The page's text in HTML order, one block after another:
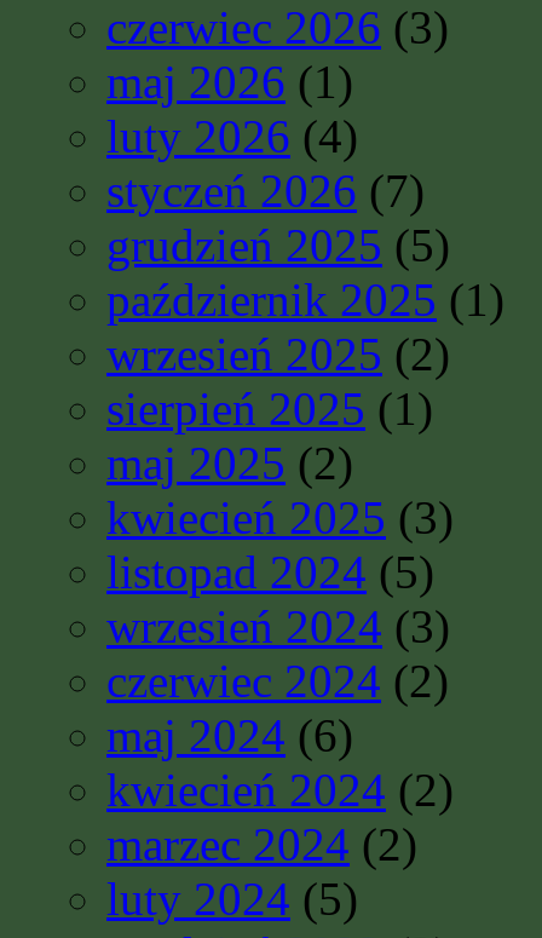
czerwiec 2026 (3)
maj 2026 (1)
luty 2026 (4)
styczeń 2026 (7)
grudzień 2025 (5)
październik 2025 (1)
wrzesień 2025 (2)
sierpień 2025 (1)
maj 2025 (2)
kwiecień 2025 (3)
listopad 2024 (5)
wrzesień 2024 (3)
czerwiec 2024 (2)
maj 2024 (6)
kwiecień 2024 (2)
marzec 2024 (2)
luty 2024 (5)